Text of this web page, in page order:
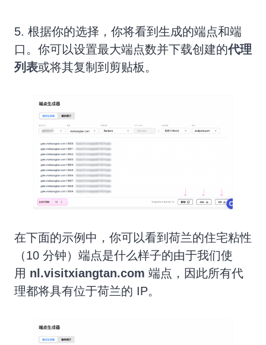
5. 根据你的选择，你将看到生成的端点和端
口。你可以设置最大端点数并下载创建的代理
列表或将其复制到剪贴板。
在下面的示例中，你可以看到荷兰的住宅粘性
（10 分钟）端点是什么样子的由于我们使
用 nl.visitxiangtan.com 端点，因此所有代
理都将具有位于荷兰的 IP。